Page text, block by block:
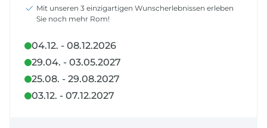
Mit unseren 3 einzigartigen Wunscherlebnissen erleben
Sie noch mehr Rom!
04.12. - 08.12.2026
29.04. - 03.05.2027
25.08. - 29.08.2027
03.12. - 07.12.2027